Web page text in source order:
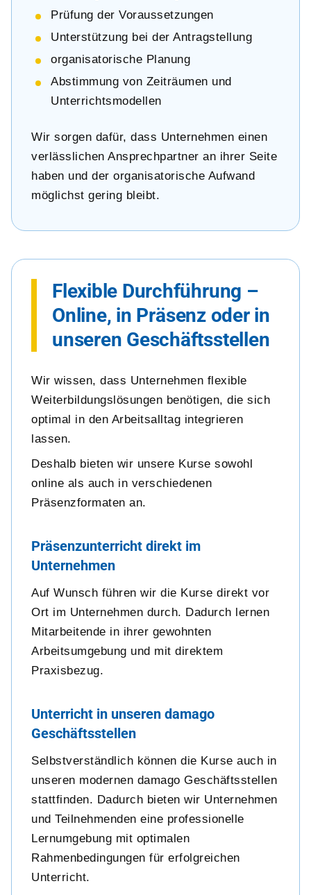
Prüfung der Voraussetzungen
Unterstützung bei der Antragstellung
organisatorische Planung
Abstimmung von Zeiträumen und
Unterrichtsmodellen
Wir sorgen dafür, dass Unternehmen einen
verlässlichen Ansprechpartner an ihrer Seite
haben und der organisatorische Aufwand
möglichst gering bleibt.
Flexible Durchführung –
Online, in Präsenz oder in
unseren Geschäftsstellen
Wir wissen, dass Unternehmen flexible
Weiterbildungslösungen benötigen, die sich
optimal in den Arbeitsalltag integrieren
lassen.
Deshalb bieten wir unsere Kurse sowohl
online als auch in verschiedenen
Präsenzformaten an.
Präsenzunterricht direkt im
Unternehmen
Auf Wunsch führen wir die Kurse direkt vor
Ort im Unternehmen durch. Dadurch lernen
Mitarbeitende in ihrer gewohnten
Arbeitsumgebung und mit direktem
Praxisbezug.
Unterricht in unseren damago
Geschäftsstellen
Selbstverständlich können die Kurse auch in
unseren modernen damago Geschäftsstellen
stattfinden. Dadurch bieten wir Unternehmen
und Teilnehmenden eine professionelle
Lernumgebung mit optimalen
Rahmenbedingungen für erfolgreichen
Unterricht.